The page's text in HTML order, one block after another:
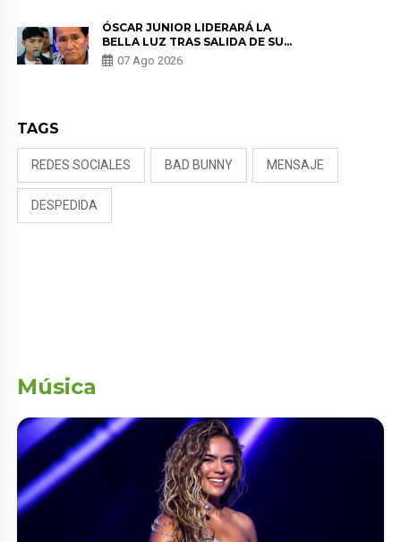
ÓSCAR JUNIOR LIDERARÁ LA
BELLA LUZ TRAS SALIDA DE SU
PADRE POR POLÉMICA CON
NALDY SALDAÑA
07 Ago 2026
TAGS
REDES SOCIALES BAD BUNNY MENSAJE
DESPEDIDA
Música